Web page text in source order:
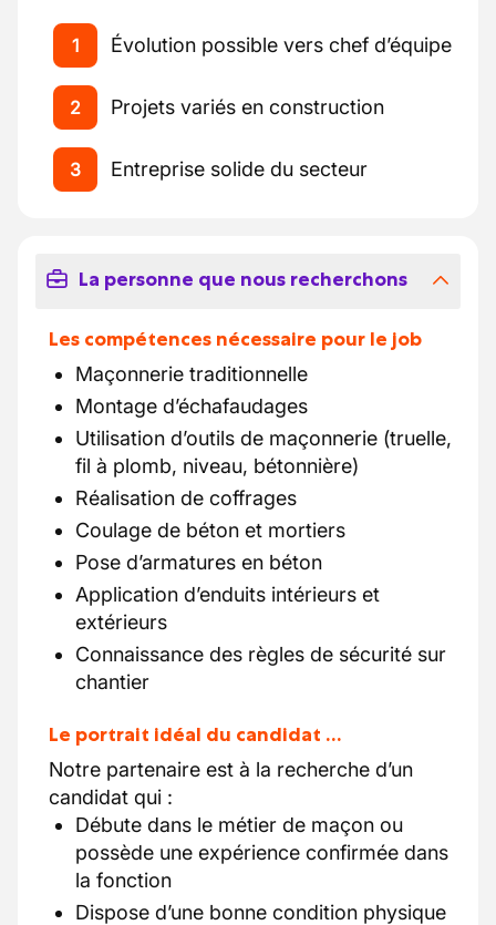
1 Évolution possible vers chef d’équipe
2 Projets variés en construction
3 Entreprise solide du secteur
La personne que nous recherchons
Les compétences nécessaire pour le job
Maçonnerie traditionnelle
Montage d’échafaudages
Utilisation d’outils de maçonnerie (truelle,
fil à plomb, niveau, bétonnière)
Réalisation de coffrages
Coulage de béton et mortiers
Pose d’armatures en béton
Application d’enduits intérieurs et
extérieurs
Connaissance des règles de sécurité sur
chantier
Le portrait idéal du candidat …
Notre partenaire est à la recherche d’un
candidat qui :
Débute dans le métier de maçon ou
possède une expérience confirmée dans
la fonction
Dispose d’une bonne condition physique